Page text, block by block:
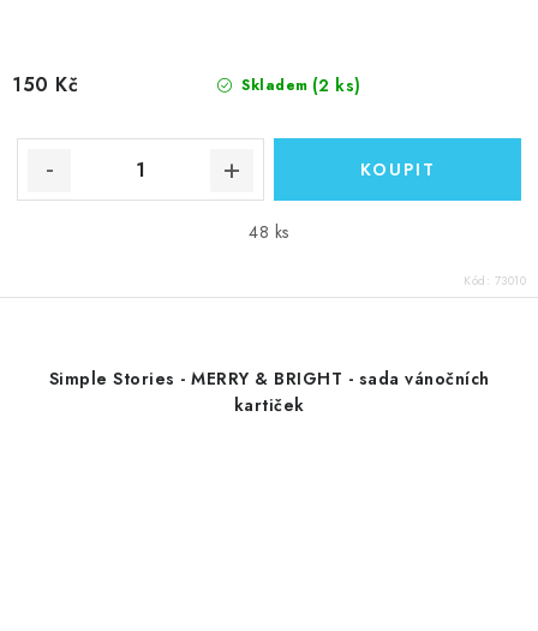
Skladem (2 ks)
150 Kč
48 ks
Kód: 73010
Simple Stories - MERRY & BRIGHT - sada vánočních
kartiček